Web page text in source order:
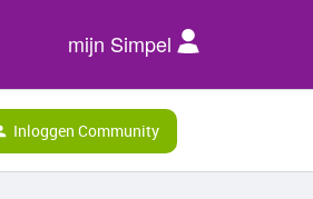
mijn Simpel
Inloggen Community